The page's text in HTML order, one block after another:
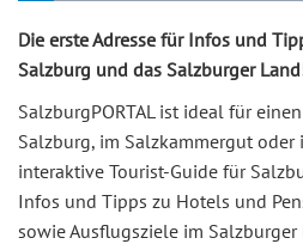
Die erste Adresse für Infos und
Salzburg und das Salzburger
SalzburgPORTAL ist ideal für
Salzburg, im Salzkammergut
interaktive Tourist-Guide für
Infos und Tipps zu Hotels und
sowie Ausflugsziele im Salzburger